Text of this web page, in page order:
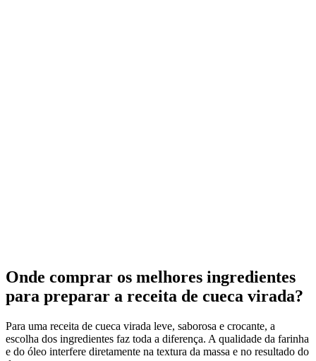
Onde comprar os melhores ingredientes
para preparar a receita de cueca virada?
Para uma receita de cueca virada leve, saborosa e crocante, a
escolha dos ingredientes faz toda a diferença. A qualidade da farinha
e do óleo interfere diretamente na textura da massa e no resultado do